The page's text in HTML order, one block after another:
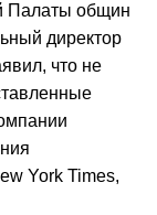
Палаты общин
директор
что не
York Times,